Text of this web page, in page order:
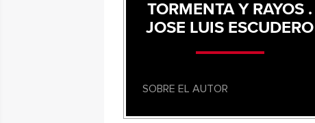
TORMENTA Y RAYOS .
JOSE LUIS ESCUDERO
SOBRE EL AUTOR